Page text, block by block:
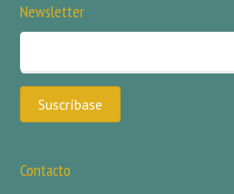
Newsletter
Contacto